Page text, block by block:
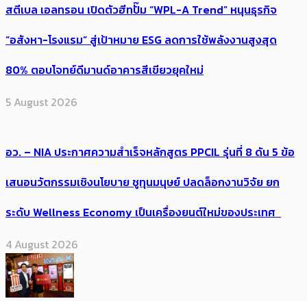
สตีเบล เอลทรอน เปิดตัวฮีทปั๊ม “WPL-A Trend” หนุนธุรกิจ
“อสังหา-โรงแรม” สู่เป้าหมาย ESG ลดการใช้พลังงานสูงสุด
80% ตอบโจทย์ดีมานด์อาคารสีเขียวยุคใหม่
5 August 2026
อว. – NIA ประกาศความสำเร็จหลักสูตร PPCIL รุ่นที่ 8 ดัน 5 ข้อ
เสนอนวัตกรรมเชิงนโยบาย ชูทุนมนุษย์ ปลดล็อกงานวิจัย ยก
ระดับ Wellness Economy เป็นเครื่องยนต์ใหม่ของประเทศ
4 August 2026